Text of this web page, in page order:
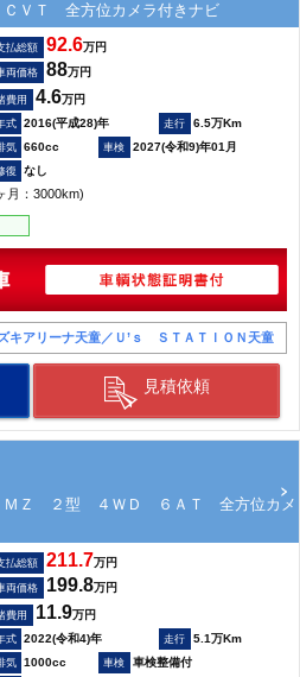
ＶＴ 全方位カメラ付きナビ
払総額 92.6万円
両価格 88万円
費用 4.6万円
2016(平成28)年
6.5万Km
660cc
2027(令和9)年01月
なし
月：3000km)
キアリーナ天童／Ｕ’ｓ ＳＴＡＴＩＯＮ天童
見積依頼
ＭＺ ２型 ４ＷＤ ６ＡＴ 全方位カメ
払総額 211.7万円
両価格 199.8万円
費用 11.9万円
2022(令和4)年
5.1万Km
1000cc
車検整備付